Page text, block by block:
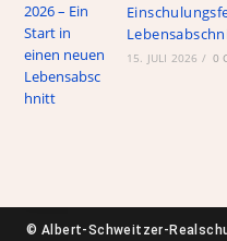
15. JULI 2026 / 0
© Albert-Schweitzer-